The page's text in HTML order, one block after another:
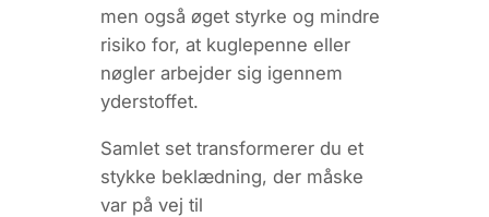
men også øget styrke og mindre
risiko for, at kuglepenne eller
nøgler arbejder sig igennem
yderstoffet.
Samlet set transformerer du et
stykke beklædning, der måske
var på vej til